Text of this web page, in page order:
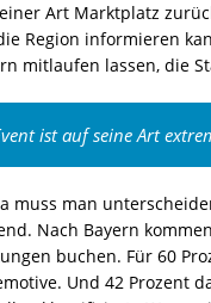
Art Marktplatz
Region informieren
mitlaufen lassen, die
ist auf seine Art
muss man
Nach Bayern
buchen. Für 60
Und 42 Prozent